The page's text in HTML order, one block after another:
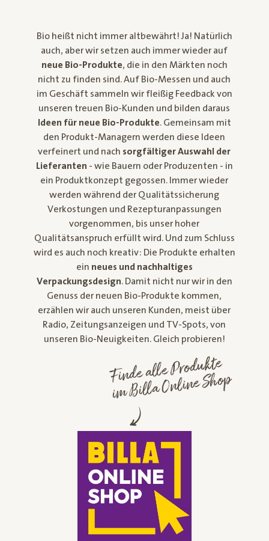
Bio heißt nicht immer altbewährt! Ja! Natürlich
auch, aber wir setzen auch immer wieder auf
neue Bio-Produkte, die in den Märkten noch
nicht zu finden sind. Auf Bio-Messen und auch
im Geschäft sammeln wir fleißig Feedback von
unseren treuen Bio-Kunden und bilden daraus
Ideen für neue Bio-Produkte. Gemeinsam mit
den Produkt-Managern werden diese Ideen
verfeinert und nach sorgfältiger Auswahl der
Lieferanten - wie Bauern oder Produzenten - in
ein Produktkonzept gegossen. Immer wieder
werden während der Qualitätssicherung
Verkostungen und Rezepturanpassungen
vorgenommen, bis unser hoher
Qualitätsanspruch erfüllt wird. Und zum Schluss
wird es auch noch kreativ: Die Produkte erhalten
ein neues und nachhaltiges
Verpackungsdesign. Damit nicht nur wir in den
Genuss der neuen Bio-Produkte kommen,
erzählen wir auch unseren Kunden, meist über
Radio, Zeitungsanzeigen und TV-Spots, von
unseren Bio-Neuigkeiten. Gleich probieren!
Finde alle Produkte
im Billa Online Shop